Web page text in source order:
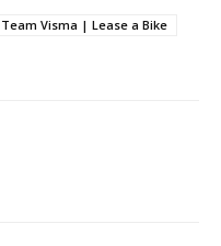
Team Visma | Lease a Bike